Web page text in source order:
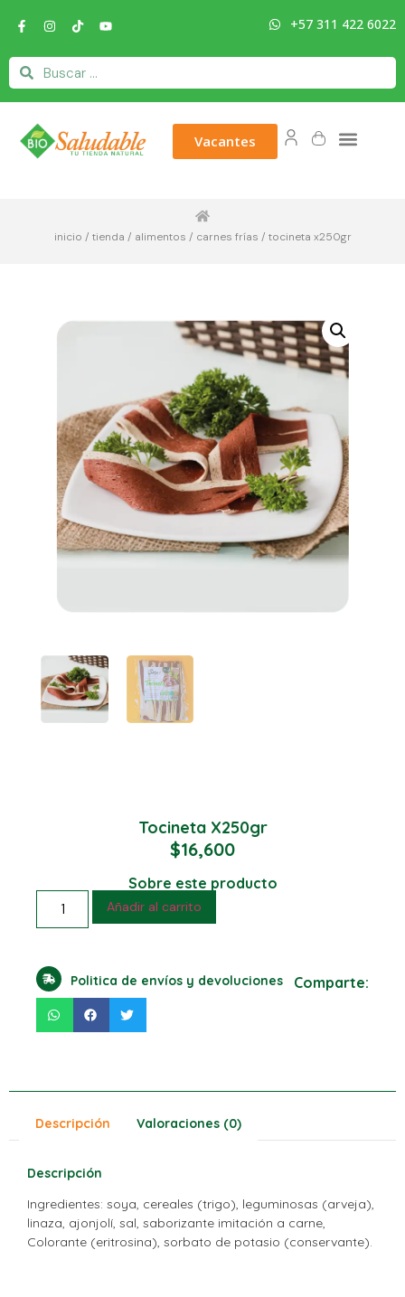
+57 311 422 6022
Vacantes
inicio / tienda / alimentos / carnes frías / tocineta x250gr
Tocineta X250gr
$16,600
Sobre este producto
Añadir al carrito
Politica de envíos y devoluciones Comparte:
Descripción Valoraciones (0)
Descripción
Ingredientes: soya, cereales (trigo), leguminosas (arveja),
linaza, ajonjolí, sal, saborizante imitación a carne,
Colorante (eritrosina), sorbato de potasio (conservante).